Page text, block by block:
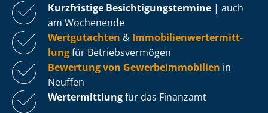
Kurzfristige Be­sich­ti­gungs­ter­mi­ne | auch
am Wochenende
Wertgutachten & Im­mo­bi­li­en­wert­ermitt­
lungfür Be­triebs­ver­mö­gen
Bewertung von Ge­wer­be­im­mo­bi­li­en in
Neuffen
Wertermittlungfür das Finanzamt